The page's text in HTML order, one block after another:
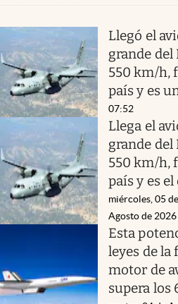
Llegó el
grande del
550 km/h,
país y es
07:52
Llega el
grande del
550 km/h,
país y es
miércoles, 05 de
Agosto de 2026
Esta
leyes de
motor de
supera los